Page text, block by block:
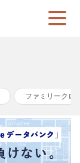
ファミリークロ